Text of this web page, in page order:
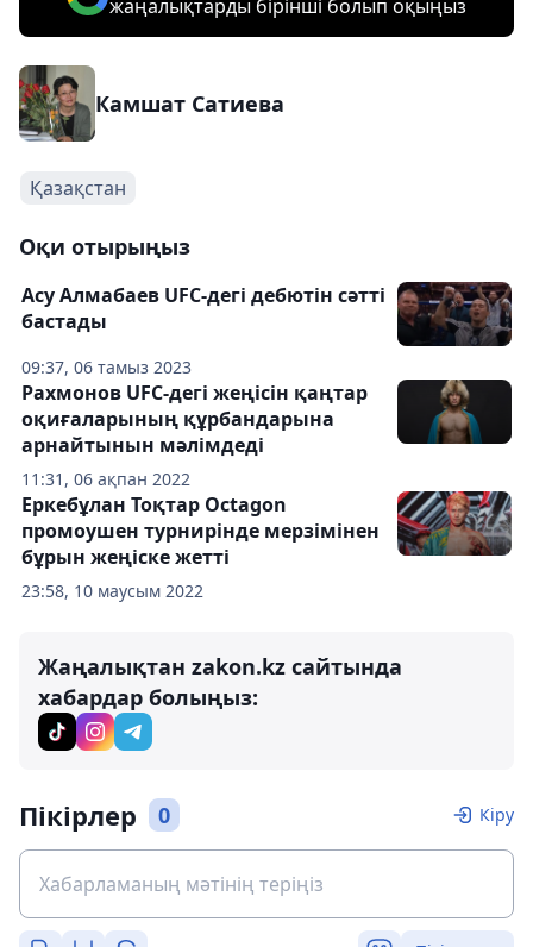
жаңалықтарды бірінші болып оқыңыз
Камшат Сатиева
Қазақстан
Оқи отырыңыз
09:37, 06 тамыз 2023
Асу Алмабаев UFC-дегі дебютін сәтті
бастады
11:31, 06 ақпан 2022
Рахмонов UFC-дегі жеңісін қаңтар
оқиғаларының құрбандарына
арнайтынын мәлімдеді
23:58, 10 маусым 2022
Еркебұлан Тоқтар Octagon
промоушен турнирінде мерзімінен
бұрын жеңіске жетті
Жаңалықтан zakon.kz сайтында
хабардар болыңыз:
Пікірлер 0 Кіру